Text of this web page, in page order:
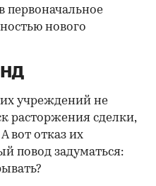
первоначальное
нового
учреждений не
расторжения сделки,
вот отказ их
повод задуматься: